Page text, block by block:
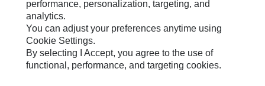
Cookie Settings
Legal
Privacy
performance, personalization, targeting, and
analytics.
You can adjust your preferences anytime using
Cookie Settings.
By selecting I Accept, you agree to the use of
functional, performance, and targeting cookies.